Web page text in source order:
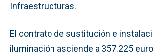
Infraestructuras.
El contrato de sustitución e
iluminación asciende a 357.225